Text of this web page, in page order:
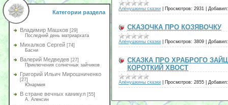
Категории раздела
Владимир Машков [29]
Последний день матриархата
Михалков Сергей [74]
Басни
Валерий Медведев [27]
Приключения солнечных зайчиков
Григорий Ильич Мирошниченко
[27]
Юнармия
В стране вечных каникул [55]
А. Алексин
Алёнушкины сказки Просмотров: 2931 Добавил:
СКАЗОЧКА ПРО КОЗЯВОЧКУ
Алёнушкины сказки Просмотров: 3809 Добавил:
СКАЗКА ПРО ХРАБРОГО
КОРОТКИЙ ХВОСТ
Алёнушкины сказки Просмотров: 2855 Добавил: